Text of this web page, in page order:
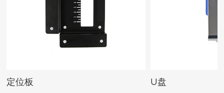
定位板 U盘